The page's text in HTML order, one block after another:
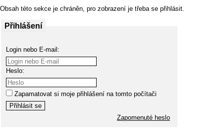
Obsah této sekce je chráněn, pro zobrazení je třeba se přihlásit.
Přihlášení
Login nebo E-mail:
Heslo:
Zapamatovat si moje přihlášení na tomto počítači
Zapomenuté heslo